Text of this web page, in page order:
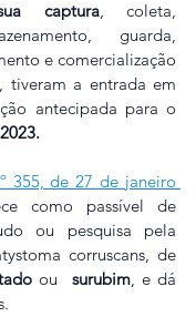
captura, coleta,
guarda,
e comercialização
a entrada em
antecipada para o
355, de 27 de janeiro
como passível de
ou pesquisa pela
corruscans, de
ou surubim, e dá